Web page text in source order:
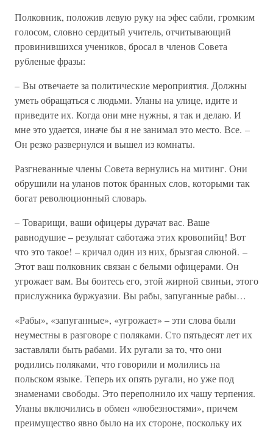
Полковник, положив левую руку на эфес сабли, громким
голосом, словно сердитый учитель, отчитывающий
провинившихся учеников, бросал в членов Совета
рубленые фразы:
– Вы отвечаете за политические мероприятия. Должны
уметь обращаться с людьми. Уланы на улице, идите и
приведите их. Когда они мне нужны, я так и делаю. И
мне это удается, иначе бы я не занимал это место. Все. –
Он резко развернулся и вышел из комнаты.
Разгневанные члены Совета вернулись на митинг. Они
обрушили на уланов поток бранных слов, которыми так
богат революционный словарь.
– Товарищи, ваши офицеры дурачат вас. Ваше
равнодушие – результат саботажа этих кровопийц! Вот
что это такое! – кричал один из них, брызгая слюной. –
Этот ваш полковник связан с белыми офицерами. Он
угрожает вам. Вы боитесь его, этой жирной свиньи, этого
прислужника буржуазии. Вы рабы, запуганные рабы…
«Рабы», «запуганные», «угрожает» – эти слова были
неуместны в разговоре с поляками. Сто пятьдесят лет их
заставляли быть рабами. Их ругали за то, что они
родились поляками, что говорили и молились на
польском языке. Теперь их опять ругали, но уже под
знаменами свободы. Это переполнило их чашу терпения.
Уланы включились в обмен «любезностями», причем
преимущество явно было на их стороне, поскольку их